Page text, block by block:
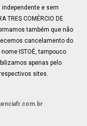
independente e sem
TRES COMÉRCIO DE
também que não
cancelamento do
ISTOÉ, tampouco
apenas pelo
sites.